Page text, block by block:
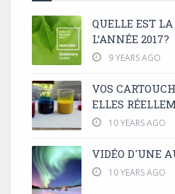
QUELLE EST
L’ANNÉE 2017?
9 YEARS AGO
VOS
ELLES
10 YEARS AGO
VIDÉO D'UNE
10 YEARS AGO